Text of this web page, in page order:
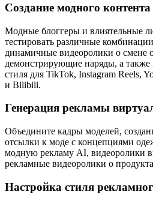
Создание модного
Модные блоггеры и влиятельные
тестировать различные
динамичные видеоролики о смене
демонстрирующие наряды, а также
стиля для TikTok, Instagram Reels,
и Bilibili.
Генерация рекламы
Объедините кадры моделей,
отсылки к моде с концепциями
модную рекламу AI, видеоролики
рекламные видеоролики о
Настройка стиля